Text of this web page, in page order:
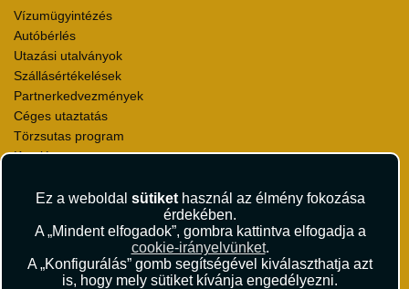
Ez a weboldal sütikethasznál az élmény fokozása
érdekében.
A „Mindent elfogadok”, gombra kattintva elfogadja a
cookie-irányelvünket.
A „Konfigurálás” gomb segítségével kiválaszthatja azt
is, hogy mely sütiket kívánja engedélyezni.
Vízumügyintézés
Autóbérlés
Utazási utalványok
Szállásértékelések
Partnerkedvezmények
Céges utaztatás
Törzsutas program
Katalógus
Rólunk
Médiaajánlat
Sajtószoba
Viszonteladás